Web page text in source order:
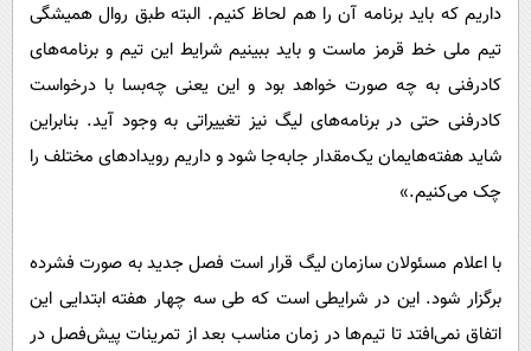
داریم که باید برنامه آن را هم لحاظ کنیم. البته طبق روال همیشگی
تیم ملی خط قرمز ماست و باید ببینیم شرایط این تیم و برنامه‌های
کادرفنی به چه صورت خواهد بود و این یعنی چه‌بسا با درخواست
کادرفنی حتی در برنامه‌های لیگ نیز تغییراتی به ‌وجود آید. بنابراین
شاید هفته‌هایمان یک‌مقدار جابه‌جا شود و داریم رویدادهای مختلف را
چک می‌کنیم.»
با اعلام مسئولان سازمان لیگ قرار است فصل جدید به صورت فشرده
برگزار شود. این در شرایطی است که طی سه چهار هفته ابتدایی این
اتفاق نمی‌افتد تا تیم‌ها در زمان مناسب بعد از تمرینات پیش‌فصل در